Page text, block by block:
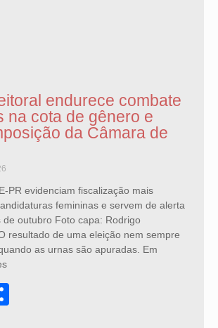
endurece combate
na cota de gênero e
da Câmara de
PR evidenciam fiscalização mais
femininas e servem de alerta
de outubro Foto capa: Rodrigo
resultado de uma eleição nem sempre
as urnas são apuradas. Em